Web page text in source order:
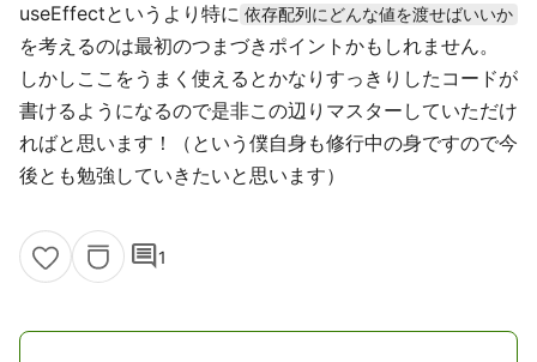
useEffectというより特に 依存配列にどんな値を渡せばいいか
を考えるのは最初のつまづきポイントかもしれません。
しかしここをうまく使えるとかなりすっきりしたコードが
書けるようになるので是非この辺りマスターしていただけ
ればと思います！（という僕自身も修行中の身ですので今
後とも勉強していきたいと思います）
comment1